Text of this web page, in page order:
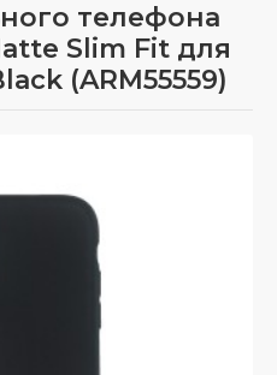
телефона
Slim Fit для
(ARM55559)